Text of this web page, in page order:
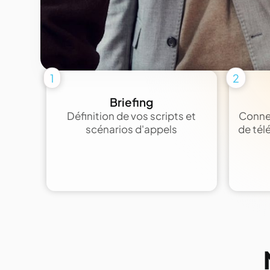
Briefing
Définition de vos scripts et
scénarios d'appels
1
de
2